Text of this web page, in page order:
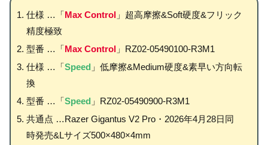
仕様 …「Max Control」超高摩擦&Soft硬度&フリック
精度極致
型番 …「Max Control」RZ02-05490100-R3M1
仕様 …「Speed 」低摩擦&Medium硬度&素早い方向転
換
型番 …「Speed 」RZ02-05490900-R3M1
共通点 …Razer Gigantus V2 Pro・2026年4月28日同
時発売&Lサイズ500×480×4mm